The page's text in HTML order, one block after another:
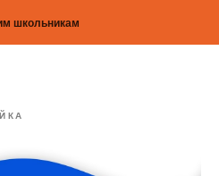
школьникам